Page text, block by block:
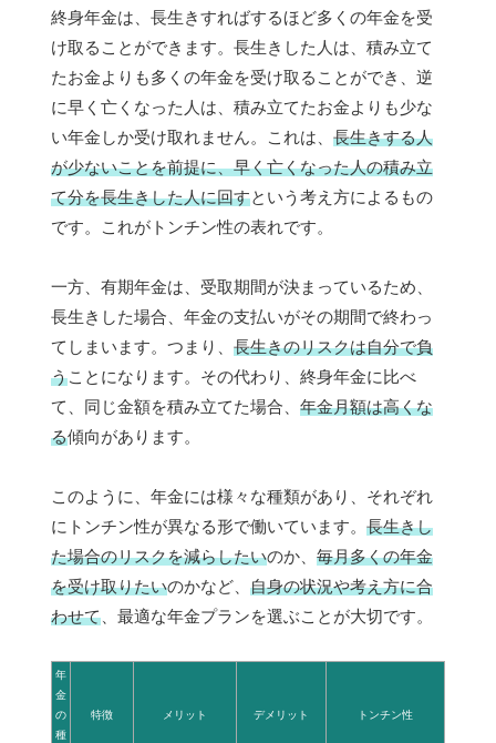
終身年金は、長生きすればするほど多くの年金を受
け取ることができます。長生きした人は、積み立て
たお金よりも多くの年金を受け取ることができ、逆
に早く亡くなった人は、積み立てたお金よりも少な
い年金しか受け取れません。これは、 長生きする人
が少ないことを前提に、早く亡くなった人の積み立
て分を長生きした人に回すという考え方によるもの
です。これがトンチン性の表れです。
一方、有期年金は、受取期間が決まっているため、
長生きした場合、年金の支払いがその期間で終わっ
てしまいます。つまり、 長生きのリスクは自分で負
うことになります。その代わり、終身年金に比べ
て、同じ金額を積み立てた場合、 年金月額は高くな
る傾向があります。
このように、年金には様々な種類があり、それぞれ
にトンチン性が異なる形で働いています。 長生きし
た場合のリスクを減らしたいのか、 毎月多くの年金
を受け取りたいのかなど、 自身の状況や考え方に合
わせて 、最適な年金プランを選ぶことが大切です。
年
金
の
種
特徴 メリット デメリット トンチン性